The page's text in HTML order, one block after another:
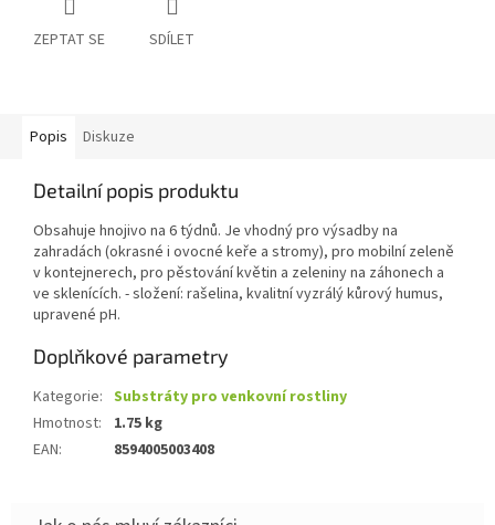
ZEPTAT SE SDÍLET
Popis Diskuze
Detailní popis produktu
Obsahuje hnojivo na 6 týdnů. Je vhodný pro výsadby na
zahradách (okrasné i ovocné keře a stromy), pro mobilní zeleně
v kontejnerech, pro pěstování květin a zeleniny na záhonech a
ve sklenících. - složení: rašelina, kvalitní vyzrálý kůrový humus,
upravené pH.
Doplňkové parametry
Kategorie: Substráty pro venkovní rostliny
Hmotnost:
1.75 kg
EAN: 8594005003408